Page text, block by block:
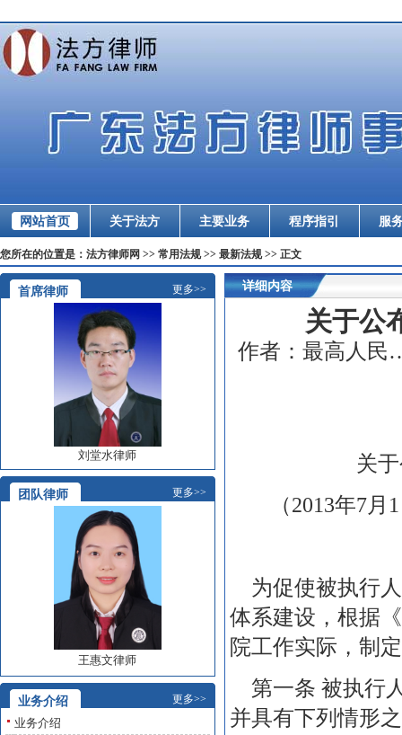
网站首页 关于法方 主要业务 程序指引 服
您所在的位置是：法方律师网 >> 常用法规 >> 最新法规 >> 正文
首席律师 更多>>
刘堂水律师
团队律师 更多>>
王惠文律师
业务介绍 更多>>
业务介绍
详细内容
关于公
作者： 最高人民
关
（2013年7
为促使被执行
体系建设，根据
院工作实际，制
第一条 被执行
并具有下列情形